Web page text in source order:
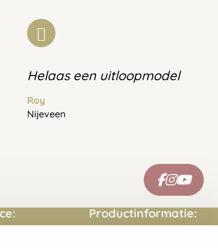
Helaas een uitloopmodel
Roy
Nijeveen
Productinformatie: